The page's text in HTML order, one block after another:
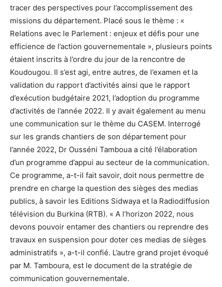
tracer des perspectives pour l’accomplissement des
missions du département. Placé sous le thème : «
Relations avec le Parlement : enjeux et défis pour une
efficience de l’action gouvernementale », plusieurs points
étaient inscrits à l’ordre du jour de la rencontre de
Koudougou. Il s’est agi, entre autres, de l’examen et la
validation du rapport d’activités ainsi que le rapport
d’exécution budgétaire 2021, l’adoption du programme
d’activités de l’année 2022. Il y avait également au menu
une communication sur le thème du CASEM. Interrogé
sur les grands chantiers de son département pour
l’année 2022, Dr Ousséni Tamboua a cité l’élaboration
d’un programme d’appui au secteur de la communication.
Ce programme, a-t-il fait savoir, doit nous permettre de
prendre en charge la question des sièges des medias
publics, à savoir les Editions Sidwaya et la Radiodiffusion
télévision du Burkina (RTB). « A l’horizon 2022, nous
devons pouvoir entamer des chantiers ou reprendre des
travaux en suspension pour doter ces medias de sièges
administratifs », a-t-il confié. L’autre grand projet évoqué
par M. Tamboura, est le document de la stratégie de
communication gouvernementale.